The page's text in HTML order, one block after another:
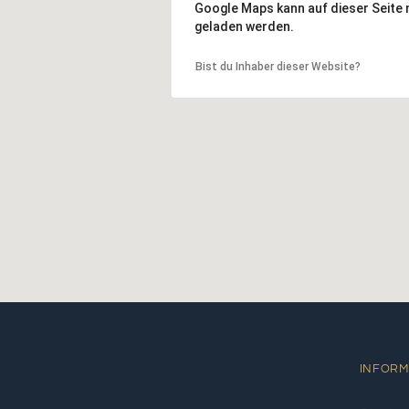
Google Maps kann auf dieser Seite
geladen werden.
Bist du Inhaber dieser Website?